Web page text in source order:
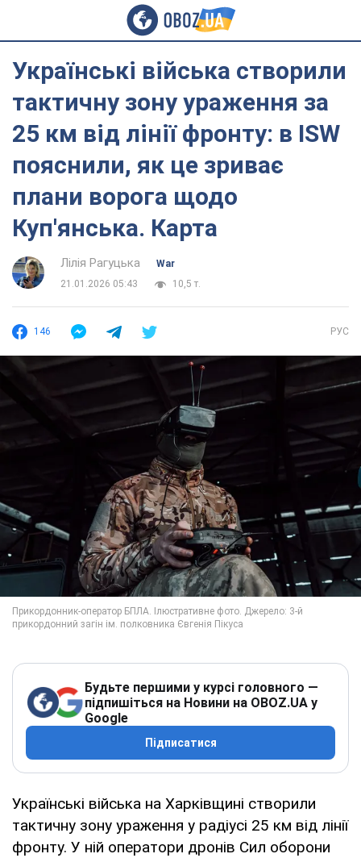
Українські війська створили
тактичну зону ураження за
25 км від лінії фронту: в ISW
пояснили, як це зриває
плани ворога щодо
Куп'янська. Карта
Лілія Рагуцька
War
21.01.2026 05:43
10,5 т.
146 РУС
Будьте першими у курсі головного —
підпишіться на Новини на OBOZ.UA у
Google
Підписатися
Українські війська на Харківщині створили
тактичну зону ураження у радіусі 25 км від лінії
фронту. У ній оператори дронів Сил оборони